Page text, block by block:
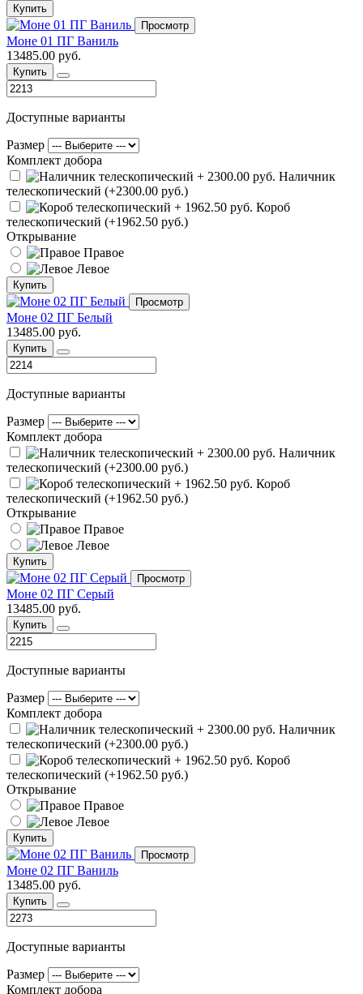
Купить
Просмотр
Моне 01 ПГ Ваниль
13485.00 руб.
Купить
Доступные варианты
Размер
Комплект добора
Наличник
телескопический (+2300.00 руб.)
Короб
телескопический (+1962.50 руб.)
Открывание
Правое
Левое
Купить
Просмотр
Моне 02 ПГ Белый
13485.00 руб.
Купить
Доступные варианты
Размер
Комплект добора
Наличник
телескопический (+2300.00 руб.)
Короб
телескопический (+1962.50 руб.)
Открывание
Правое
Левое
Купить
Просмотр
Моне 02 ПГ Серый
13485.00 руб.
Купить
Доступные варианты
Размер
Комплект добора
Наличник
телескопический (+2300.00 руб.)
Короб
телескопический (+1962.50 руб.)
Открывание
Правое
Левое
Купить
Просмотр
Моне 02 ПГ Ваниль
13485.00 руб.
Купить
Доступные варианты
Размер
Комплект добора